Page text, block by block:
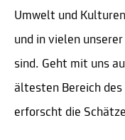
Umwelt und
und in vielen
sind. Geht mit uns
ältesten Bereich
erforscht die